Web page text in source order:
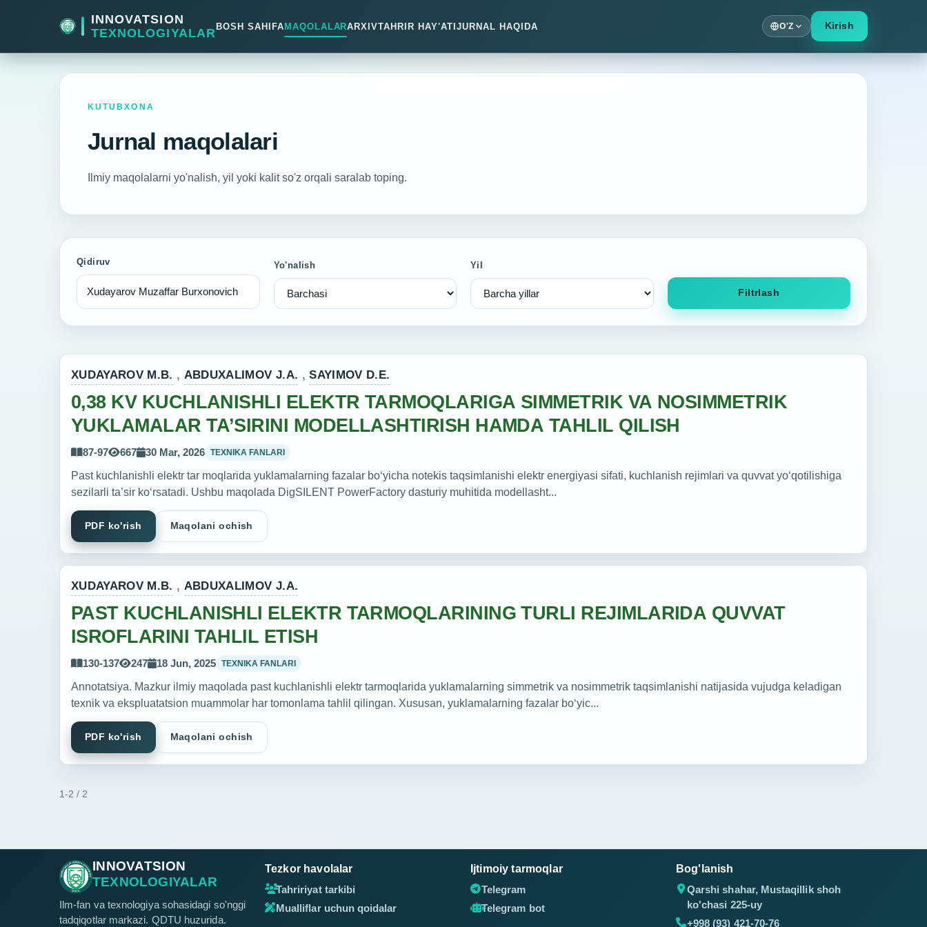
INNOVATSION
TEXNOLOGIYALAR BOSH SAHIFA MAQOLALARARXIVTAHRIR HAY'ATIJURNAL HAQIDA O'Z Kirish
KUTUBXONA
Jurnal maqolalari
Ilmiy maqolalarni yo'nalish, yil yoki kalit so'z orqali saralab toping.
Qidiruv Yo'nalish Yil
Filtrlash
XUDAYAROV M.B. , ABDUXALIMOV J.A. ,SAYIMOV D.E.
0,38 KV KUCHLANISHLI ELEKTR TARMOQLARIGA SIMMETRIK VA NOSIMMETRIK
YUKLAMALAR TA’SIRINI MODELLASHTIRISH HAMDA TAHLIL QILISH
87-97 667 30 Mar, 2026 TEXNIKA FANLARI
Past kuchlanishli elektr tar moqlarida yuklamalarning fazalar bo‘yicha notekis taqsimlanishi elektr energiyasi sifati, kuchlanish rejimlari va quvvat yo‘qotilishiga
sezilarli ta’sir ko‘rsatadi. Ushbu maqolada DigSILENT PowerFactory dasturiy muhitida modellasht...
PDF ko'rish Maqolani ochish
XUDAYAROV M.B. , ABDUXALIMOV J.A.
PAST KUCHLANISHLI ELEKTR TARMOQLARINING TURLI REJIMLARIDA QUVVAT
ISROFLARINI TAHLIL ETISH
130-137 247 18 Jun, 2025 TEXNIKA FANLARI
Annotatsiya. Mazkur ilmiy maqolada past kuchlanishli elektr tarmoqlarida yuklamalarning simmetrik va nosimmetrik taqsimlanishi natijasida vujudga keladigan
texnik va ekspluatatsion muammolar har tomonlama tahlil qilingan. Xususan, yuklamalarning fazalar bo‘yic...
PDF ko'rish Maqolani ochish
1-2 / 2
INNOVATSION
TEXNOLOGIYALAR
Ilm-fan va texnologiya sohasidagi so'nggi
tadqiqotlar markazi. QDTU huzurida.
Tezkor havolalar
Tahririyat tarkibi
Mualliflar uchun qoidalar
Ijtimoiy tarmoqlar
Telegram
Telegram bot
Bog'lanish
Qarshi shahar, Mustaqillik shoh
ko'chasi 225-uy
+998 (93) 421-70-76